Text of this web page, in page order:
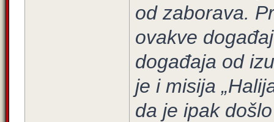
od zaborava.
ovakve
događaja od
je i misija
da je ipak